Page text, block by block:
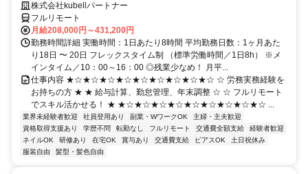
株式会社kubellパートナー
フルリモート
月給208,000円～431,200円
勤務時間詳細 実働時間：1日あたり8時間 平均勤務日数：1ヶ月あた
り18日 〜 20日 フレックスタイム制 （標準労働時間／1日8h） ※メ
インタイム／10：00～16：00 ◎残業少なめ！ 月平...
仕事内容 ★☆★☆★☆★☆★☆★☆★☆★☆★☆ ☆ 労務実務経験を
お持ちの方 ★ ★ 給与計算、勤怠管理、年末調整 ☆ ☆ フルリモート
でスキル活かせる！ ★ ★☆★☆★☆★☆★☆★☆★☆★☆★☆ ...
業界未経験者歓迎 社員登用あり 副業・WワークOK
主婦・主夫歓迎
資格取得支援あり
学歴不問 転勤なし フルリモート 交通費全額支給
経験者歓迎
ネイルOK
研修あり 在宅OK 賞与あり 交通費支給 ピアスOK
土日祝休み
服装自由
髪型・髪色自由